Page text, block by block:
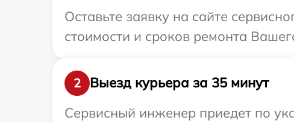
Оставьте заявку на сайте
стоимости и сроков ремонта
2
Выезд курьера за 35 минут
Сервисный инженер приедет по